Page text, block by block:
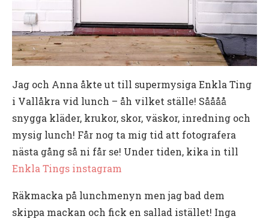
Jag och Anna åkte ut till supermysiga Enkla Ting
i Vallåkra vid lunch – åh vilket ställe! Såååå
snygga kläder, krukor, skor, väskor, inredning och
mysig lunch! Får nog ta mig tid att fotografera
nästa gång så ni får se! Under tiden, kika in till
Enkla Tings instagram
Räkmacka på lunchmenyn men jag bad dem
skippa mackan och fick en sallad istället! Inga